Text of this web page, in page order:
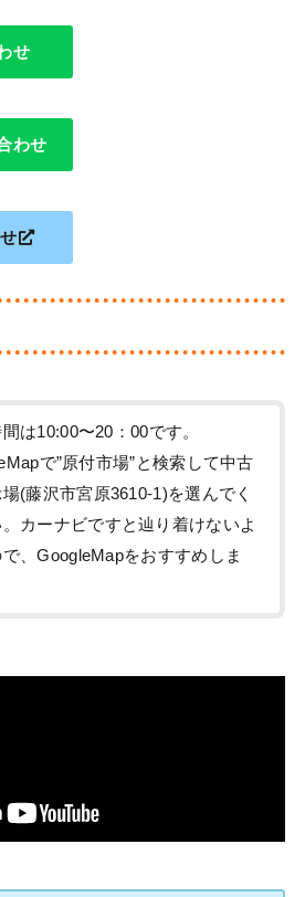
せ
わせ
は10:00〜20：00です。
で”原付市場”と検索して中古
(藤沢市宮原3610-1)を選んでく
カーナビですと辿り着けないよ
で、GoogleMapをおすすめしま